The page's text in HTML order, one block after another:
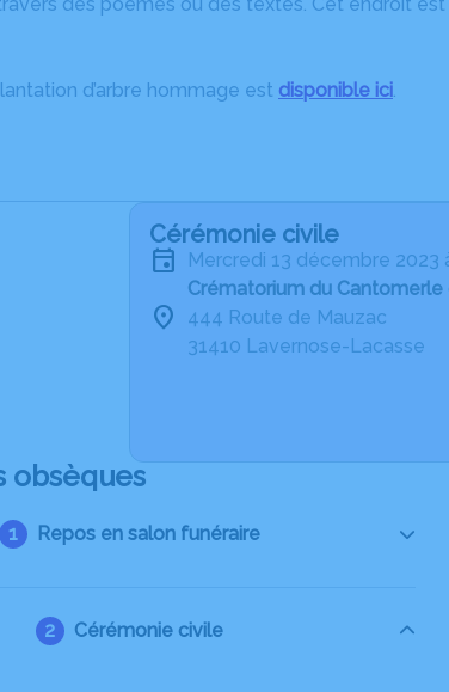
d’arbre hommage est disponible ici.
Cérémonie civile
mercredi 13 décembre 2023
Crématorium du
444 Route de Mauzac
31410 Lavernose-Lacasse
obsèques
Repos en salon funéraire
Cérémonie civile